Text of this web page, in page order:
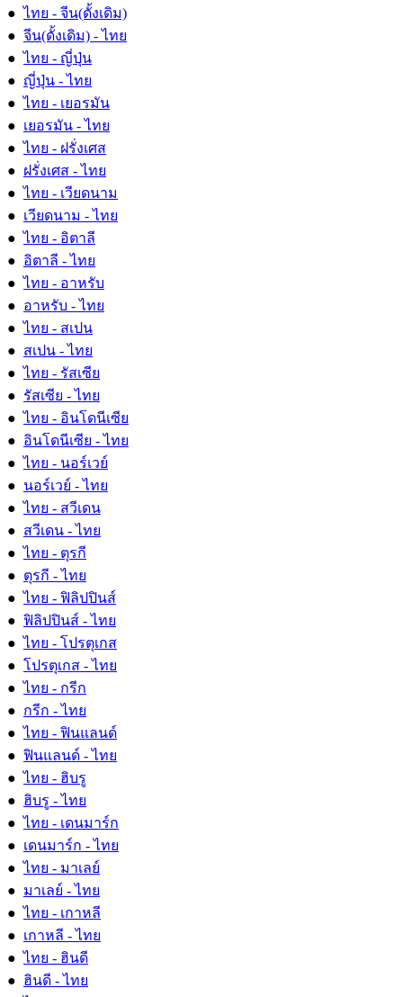
●ไทย - จีน(ดั้งเดิม)
● จีน(ดั้งเดิม) - ไทย
●ไทย - ญี่ปุ่น
● ญี่ปุ่น - ไทย
●ไทย - เยอรมัน
● เยอรมัน - ไทย
●ไทย - ฝรั่งเศส
● ฝรั่งเศส - ไทย
●ไทย - เวียดนาม
● เวียดนาม - ไทย
●ไทย - อิตาลี
● อิตาลี - ไทย
●ไทย - อาหรับ
● อาหรับ - ไทย
●ไทย - สเปน
● สเปน - ไทย
●ไทย - รัสเซีย
● รัสเซีย - ไทย
●ไทย - อินโดนีเซีย
● อินโดนีเซีย - ไทย
●ไทย - นอร์เวย์
● นอร์เวย์ - ไทย
●ไทย - สวีเดน
● สวีเดน - ไทย
●ไทย - ตุรกี
● ตุรกี - ไทย
●ไทย - ฟิลิปปินส์
● ฟิลิปปินส์ - ไทย
●ไทย - โปรตุเกส
● โปรตุเกส - ไทย
●ไทย - กรีก
● กรีก - ไทย
●ไทย - ฟินแลนด์
● ฟินแลนด์ - ไทย
●ไทย - ฮิบรู
● ฮิบรู - ไทย
●ไทย - เดนมาร์ก
● เดนมาร์ก - ไทย
●ไทย - มาเลย์
● มาเลย์ - ไทย
●ไทย - เกาหลี
● เกาหลี - ไทย
●ไทย - ฮินดี
● ฮินดี - ไทย